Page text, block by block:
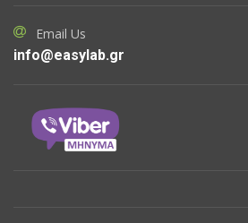
Email Us
info@easylab.gr